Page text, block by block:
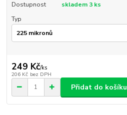
Dostupnost
skladem 3 ks
Typ
249 Kč/ks
206 Kč bez DPH
Přidat do košíku